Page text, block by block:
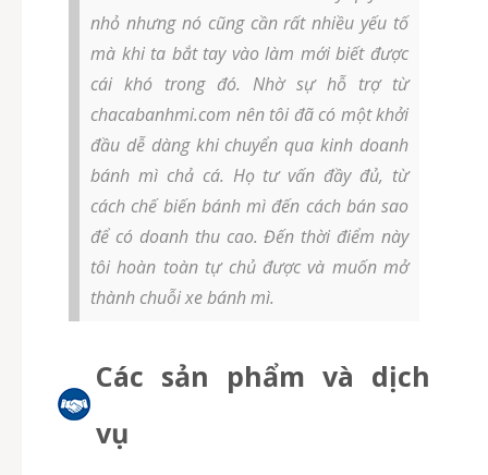
nhỏ nhưng nó cũng cần rất nhiều yếu tố
mà khi ta bắt tay vào làm mới biết được
cái khó trong đó. Nhờ sự hỗ trợ từ
chacabanhmi.com nên tôi đã có một khởi
đầu dễ dàng khi chuyển qua kinh doanh
bánh mì chả cá. Họ tư vấn đầy đủ, từ
cách chế biến bánh mì đến cách bán sao
để có doanh thu cao. Đến thời điểm này
tôi hoàn toàn tự chủ được và muốn mở
thành chuỗi xe bánh mì.
Các sản phẩm và dịch
vụ